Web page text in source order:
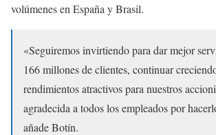
volúmenes en España y Brasil.
«Seguiremos invirtiendo para dar mejor
166 millones de clientes, continuar
rendimientos atractivos para nuestros
agradecida a todos los empleados por
añade Botín.